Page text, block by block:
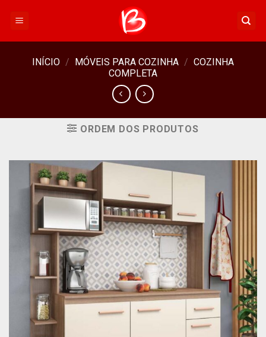
INÍCIO / MÓVEIS PARA COZINHA / COZINHA
COMPLETA
ORDEM DOS PRODUTOS